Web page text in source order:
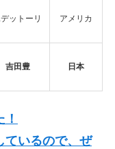
デットーリ アメリカ
吉田豊 日本
ているので、ぜ